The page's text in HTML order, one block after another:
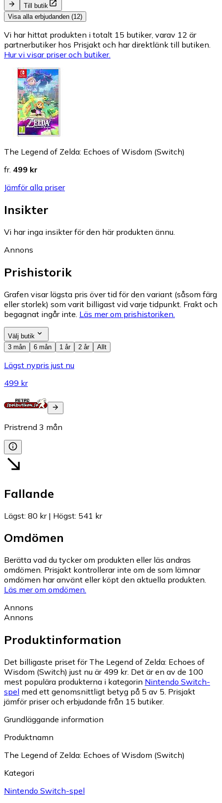
Till butik
Visa alla erbjudanden (12)
Vi har hittat produkten i totalt 15 butiker, varav 12 är
partnerbutiker hos Prisjakt och har direktlänk till butiken.
Hur vi visar priser och butiker.
The Legend of Zelda: Echoes of Wisdom (Switch)
fr. 499 kr
Jämför alla priser
Insikter
Vi har inga insikter för den här produkten ännu.
Annons
Prishistorik
Grafen visar lägsta pris över tid för den variant (såsom färg
eller storlek) som varit billigast vid varje tidpunkt. Frakt och
begagnat ingår inte. Läs mer om prishistoriken.
Välj butik
3 mån
6 mån 1 år 2 år Allt
Lägst nypris just nu
499 kr
Pristrend 3 mån
Fallande
Lägst: 80 kr| Högst: 541 kr
Omdömen
Berätta vad du tycker om produkten eller läs andras
omdömen. Prisjakt kontrollerar inte om de som lämnar
omdömen har använt eller köpt den aktuella produkten.
Läs mer om omdömen.
Annons
Annons
Produktinformation
Det billigaste priset för The Legend of Zelda: Echoes of
Wisdom (Switch) just nu är 499 kr. Det är en av de 100
mest populära produkterna i kategorin Nintendo Switch-
spel med ett genomsnittligt betyg på 5 av 5. Prisjakt
jämför priser och erbjudande från 15 butiker.
Grundläggande information
Produktnamn
The Legend of Zelda: Echoes of Wisdom (Switch)
Kategori
Nintendo Switch-spel